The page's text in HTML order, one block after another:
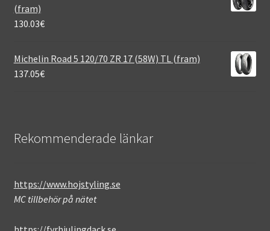
(fram)
130.03€
Michelin Road 5 120/70 ZR 17 (58W) TL (fram)
137.05€
Rekommenderade länkar
https://www.hojstyling.se
MC tillbehör på nätet